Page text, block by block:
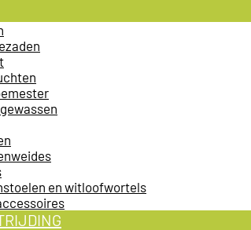
en witloofwortels